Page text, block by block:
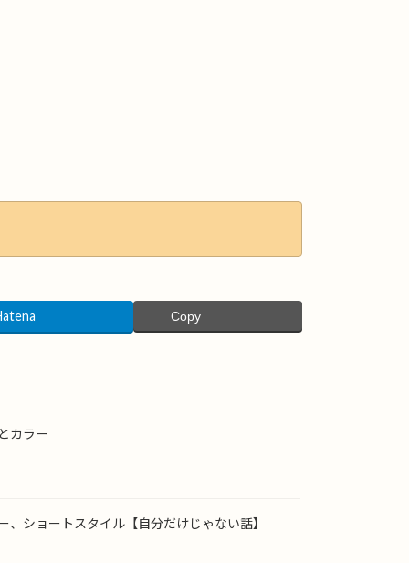
Copy
カラー
、ショートスタイル【自分だけじゃない話】